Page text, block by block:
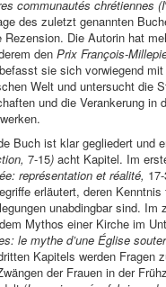
communautés chrétiennes (I
des zuletzt genannten
Rezension. Die Autorin hat
den Prix François-
sie sich vorwiegend
Welt und untersucht die
und die Verankerung in
Buch ist klar gegliedert und
7-15) acht Kapitel. Im
représentation et réalité,
erläutert, deren Kenntnis
unabdingbar sind. Im
Mythos einer Kirche im
le mythe d’une Église
Kapitels werden Fragen
der Frauen in der